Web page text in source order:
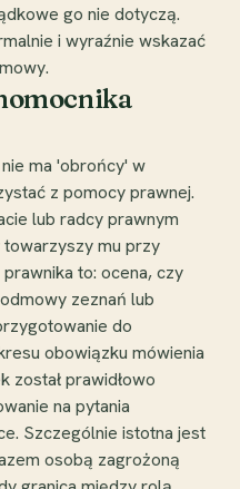
go nie dotyczą.
i wyraźnie wskazać
ma 'obrońcy' w
z pomocy prawnej.
lub radcy prawnym
towarzyszy mu przy
to: ocena, czy
zeznań lub
do
obowiązku mówienia
został prawidłowo
na pytania
Szczególnie istotna jest
osobą zagrożoną